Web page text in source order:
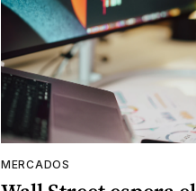
MERCADOS